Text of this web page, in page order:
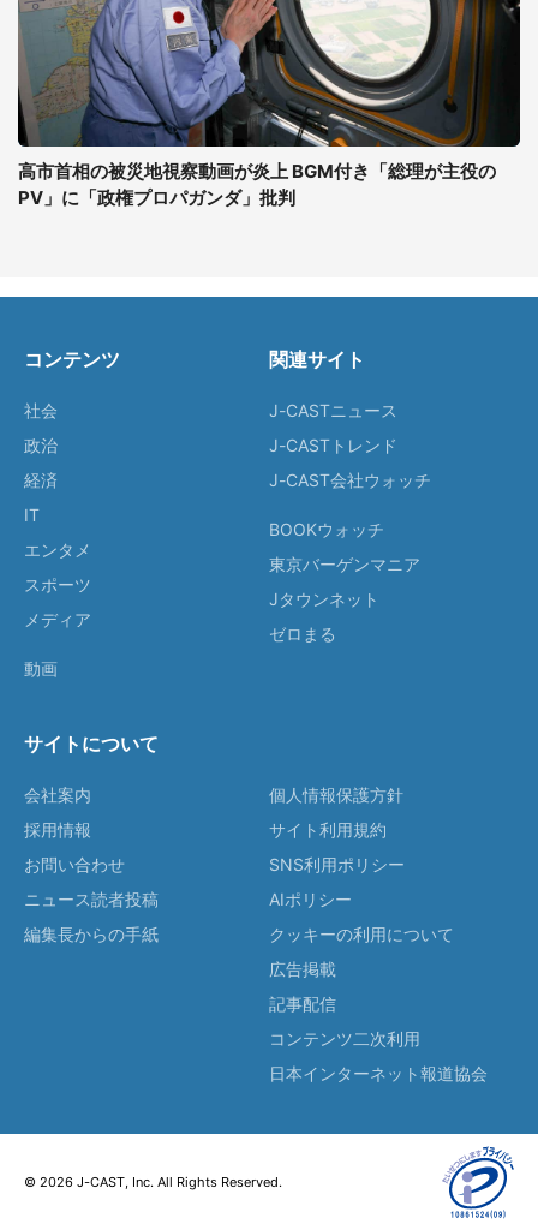
高市首相の被災地視察動画が炎上 BGM付き「総理が主役の
PV」に「政権プロパガンダ」批判
コンテンツ
社会
政治
経済
IT
エンタメ
スポーツ
メディア
動画
関連サイト
J-CASTニュース
J-CASTトレンド
J-CAST会社ウォッチ
BOOKウォッチ
東京バーゲンマニア
Jタウンネット
ゼロまる
サイトについて
会社案内
採用情報
お問い合わせ
ニュース読者投稿
編集長からの手紙
個人情報保護方針
サイト利用規約
SNS利用ポリシー
AIポリシー
クッキーの利用について
広告掲載
記事配信
コンテンツ二次利用
日本インターネット報道協会
© 2026 J-CAST, Inc. All Rights Reserved.